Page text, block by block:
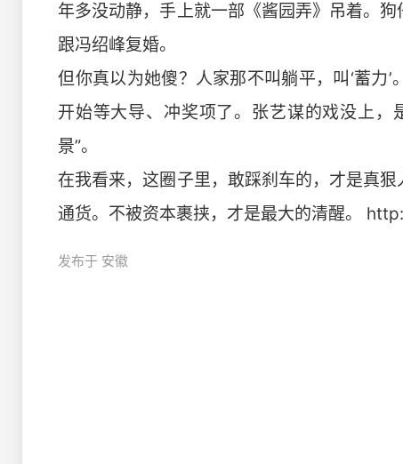
年多没动静，手上就一部《酱园弄》吊着。
跟冯绍峰复婚。
但你真以为她傻？人家那不叫躺平，叫‘蓄力
开始等大导、冲奖项了。张艺谋的戏没上
景”。
在我看来，这圈子里，敢踩刹车的，才是真
通货。不被资本裹挟，才是最大的清醒。​​​
发布于 安徽